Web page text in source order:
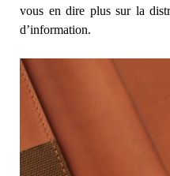
vous en dire plus sur la
d’information.